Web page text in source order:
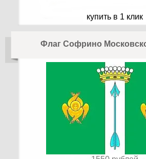
купить в 1 клик
Флаг Софрино